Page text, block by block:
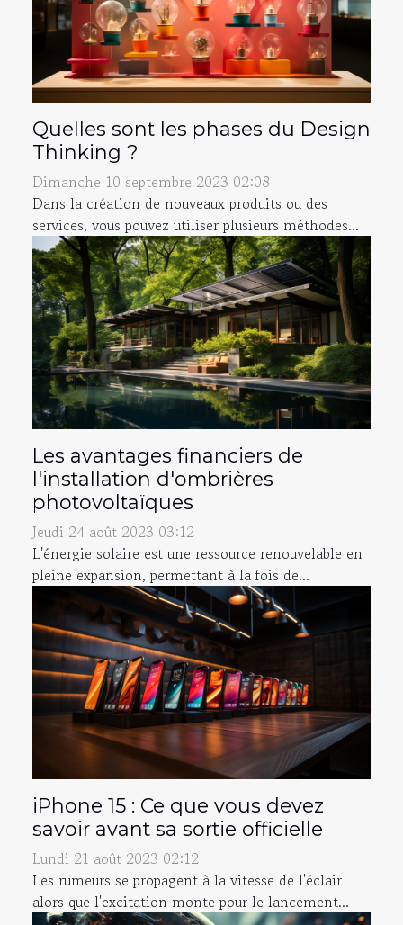
Quelles sont les phases du Design
Thinking ?
Dimanche 10 septembre 2023 02:08
Dans la création de nouveaux produits ou des
services, vous pouvez utiliser plusieurs méthodes...
Les avantages financiers de
l'installation d'ombrières
photovoltaïques
Jeudi 24 août 2023 03:12
L'énergie solaire est une ressource renouvelable en
pleine expansion, permettant à la fois de...
iPhone 15 : Ce que vous devez
savoir avant sa sortie officielle
Lundi 21 août 2023 02:12
Les rumeurs se propagent à la vitesse de l'éclair
alors que l'excitation monte pour le lancement...